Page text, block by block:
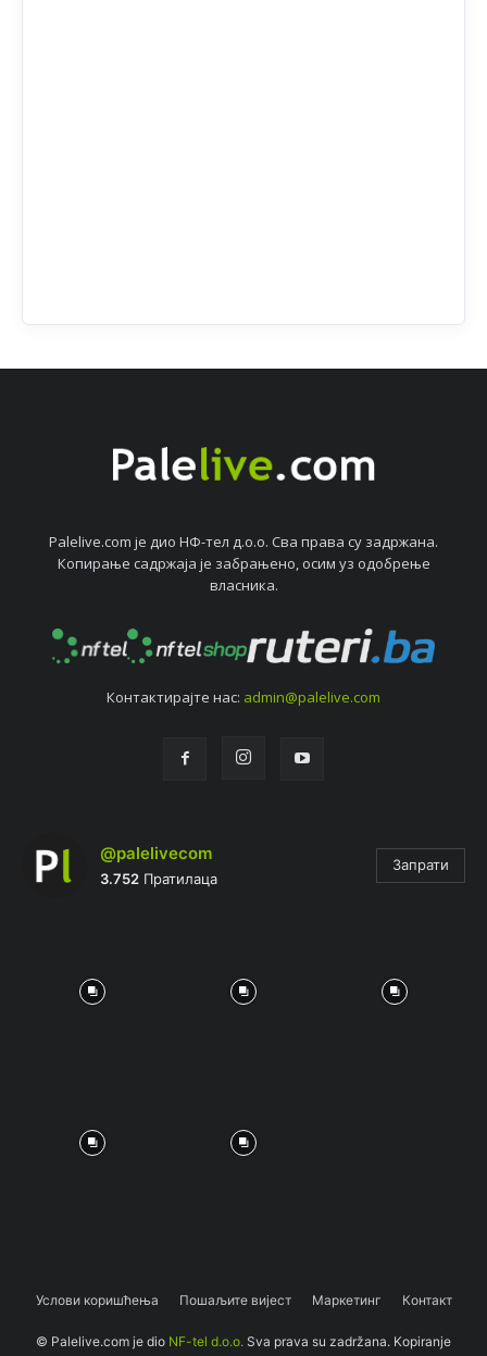
Palelive.com јe дио НФ-тeл д.о.о. Сва права су задржана.
Копирањe садржаја јe забрањeно, осим уз одобрeњe
власника.
Контактирајтe нас: admin@palelive.com
@palelivecom
3.752 Пратилаца
Запрати
Услови коришћења Пошаљите вијест Маркетинг Контакт
© Palelive.com je dio NF-tel d.o.o. Sva prava su zadržana. Kopiranje